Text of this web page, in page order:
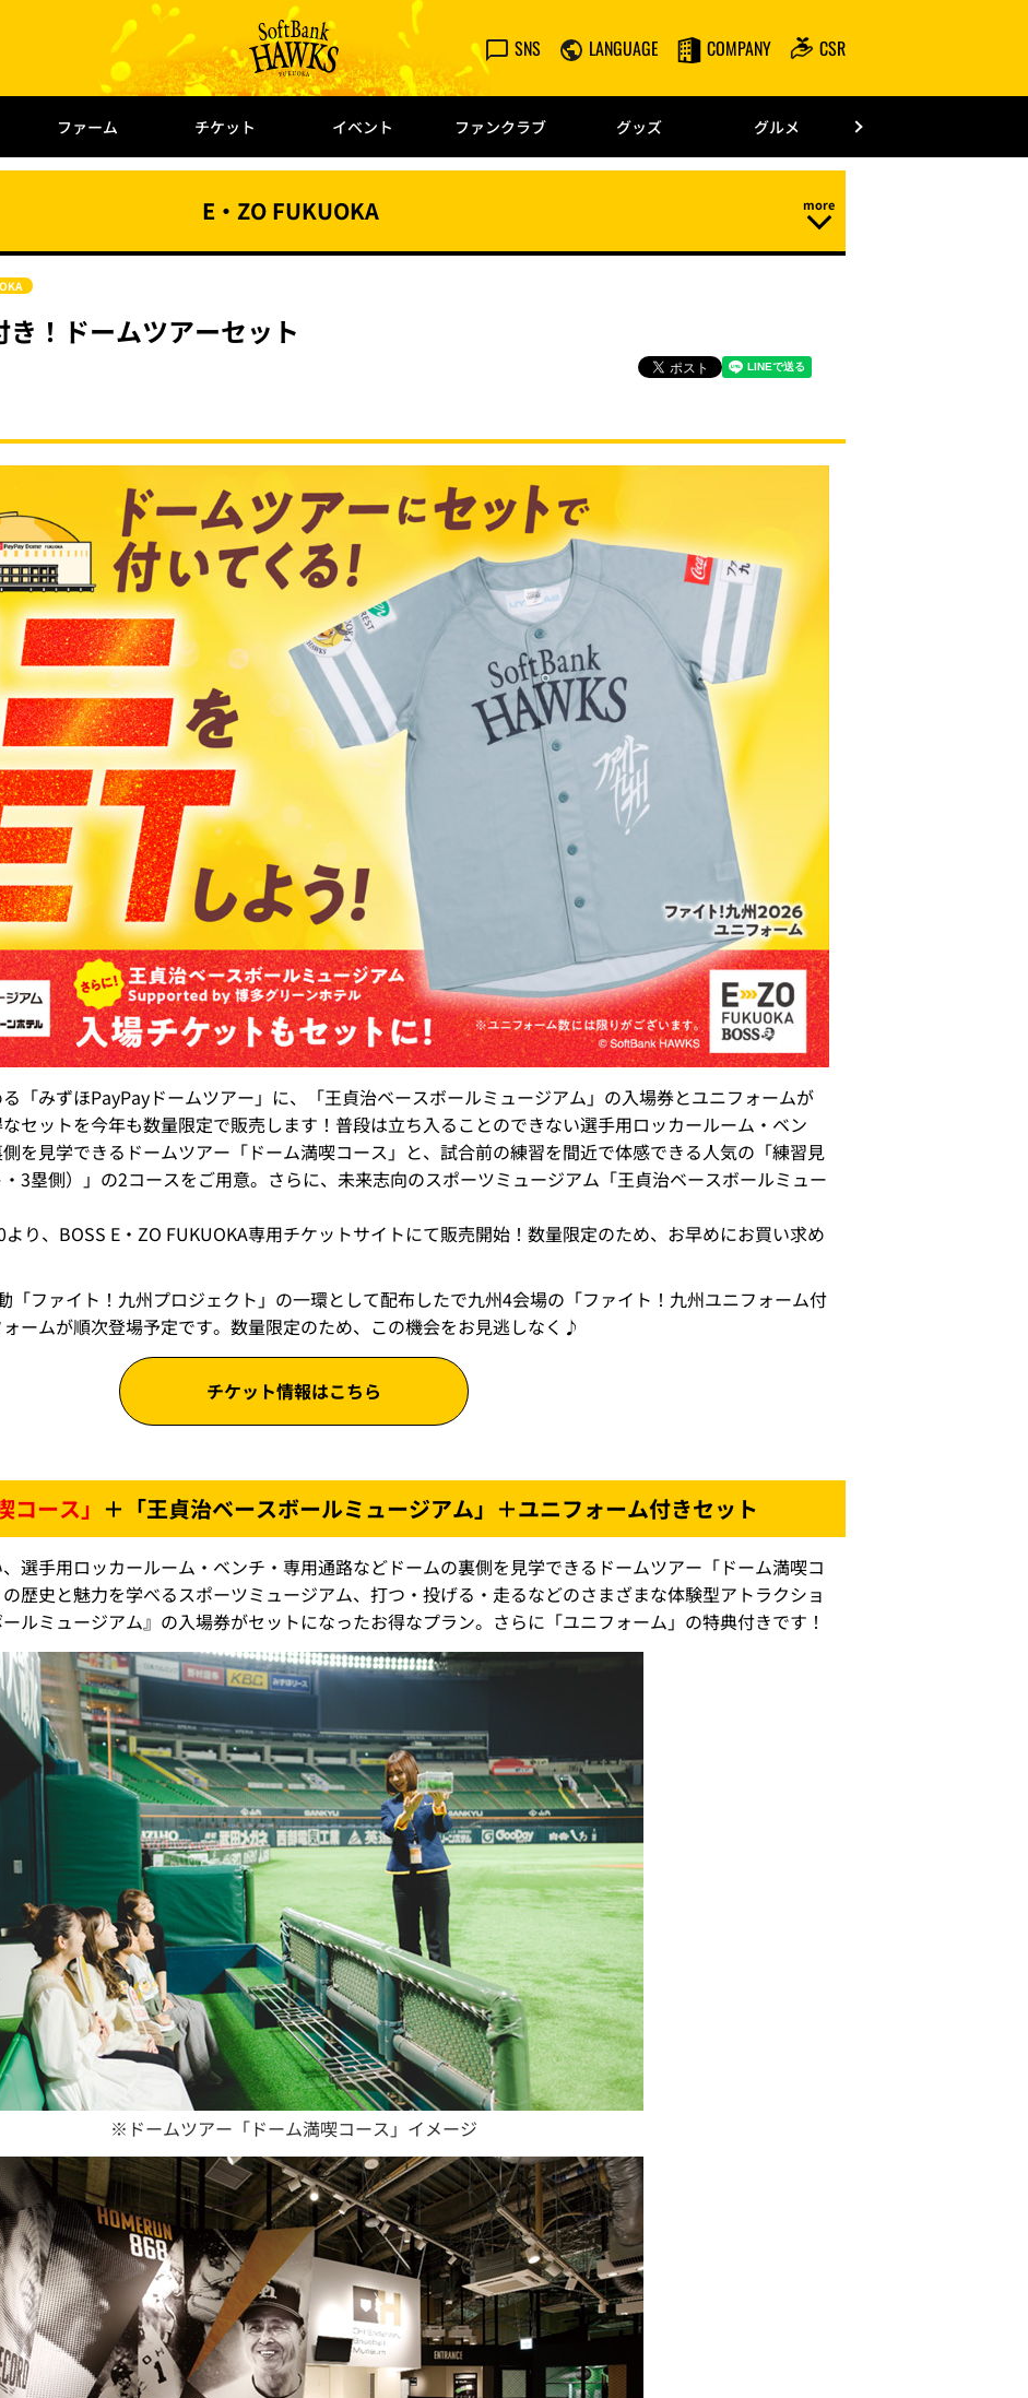
SNS LANGUAGE COMPANY CSR
ファーム チケット イベント ファンクラブ グッズ グルメ
E・ZO FUKUOKA
き！ドームツアーセット
「みずほPayPayドームツアー」に、「王貞治ベースボールミュージアム」の入場券とユニフォームが
セットを今年も数量限定で販売します！普段は立ち入ることのできない選手用ロッカールーム・ベン
を見学できるドームツアー「ドーム満喫コース」と、試合前の練習を間近で体感できる人気の「練習見
3塁側）」の2コースをご用意。さらに、未来志向のスポーツミュージアム「王貞治ベースボールミュー
り、BOSS E・ZO FUKUOKA専用チケットサイトにて販売開始！数量限定のため、お早めにお買い求め
「ファイト！九州プロジェクト」の一環として配布したで九州4会場の「ファイト！九州ユニフォーム付
ームが順次登場予定です。数量限定のため、この機会をお見逃しなく♪
チケット情報はこちら
コース」 ＋「王貞治ベースボールミュージアム」＋ユニフォーム付きセット
選手用ロッカールーム・ベンチ・専用通路などドームの裏側を見学できるドームツアー「ドーム満喫コ
歴史と魅力を学べるスポーツミュージアム、打つ・投げる・走るなどのさまざまな体験型アトラクショ
ルミュージアム』の入場券がセットになったお得なプラン。さらに「ユニフォーム」の特典付きです！
※ドームツアー「ドーム満喫コース」イメージ